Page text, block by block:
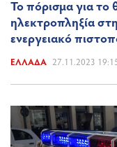
Το πόρισμα για το
ηλεκτροπληξία
ενεργειακό
ΕΛΛΆΔΑ 27.11.2023